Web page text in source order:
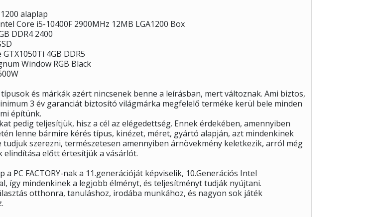
alaplap
Core i5-10400F 2900MHz 12MB LGA1200 Box
DDR4 2400
GTX1050Ti 4GB DDR5
Window RGB Black
és márkák azért nincsenek benne a leírásban, mert változnak. Ami biztos,
3 év garanciát biztosító világmárka megfelelő terméke kerül bele minden
építünk.
pedig teljesítjük, hisz a cél az elégedettség. Ennek érdekében, amennyiben
lenne bármire kérés típus, kinézet, méret, gyártó alapján, azt mindenkinek
tudjuk szerezni, természetesen amennyiben árnövekmény keletkezik, arról még
elindítása előtt értesítjük a vásárlót.
a PC FACTORY-nak a 11.generációját képviselik, 10.Generációs Intel
így mindenkinek a legjobb élményt, és teljesítményt tudják nyújtani.
otthonra, tanuláshoz, irodába munkához, és nagyon sok játék